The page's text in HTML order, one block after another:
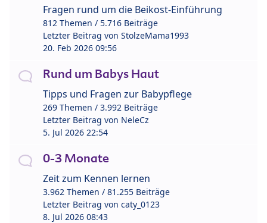
Fragen rund um die Beikost-Einführung
812 Themen / 5.716 Beiträge
Letzter Beitrag von StolzeMama1993
20. Feb 2026 09:56
Rund um Babys Haut
Tipps und Fragen zur Babypflege
269 Themen / 3.992 Beiträge
Letzter Beitrag von NeleCz
5. Jul 2026 22:54
0-3 Monate
Zeit zum Kennen lernen
3.962 Themen / 81.255 Beiträge
Letzter Beitrag von caty_0123
8. Jul 2026 08:43